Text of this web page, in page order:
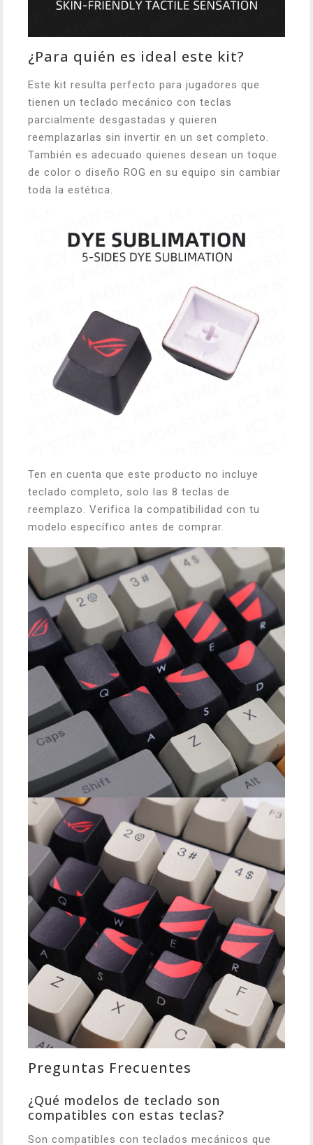
¿Para quién es ideal este kit?
Este kit resulta perfecto para jugadores que
tienen un teclado mecánico con teclas
parcialmente desgastadas y quieren
reemplazarlas sin invertir en un set completo.
También es adecuado quienes desean un toque
de color o diseño ROG en su equipo sin cambiar
toda la estética.
Ten en cuenta que este producto no incluye
teclado completo, solo las 8 teclas de
reemplazo. Verifica la compatibilidad con tu
modelo específico antes de comprar.
Preguntas Frecuentes
¿Qué modelos de teclado son
compatibles con estas teclas?
Son compatibles con teclados mecánicos que